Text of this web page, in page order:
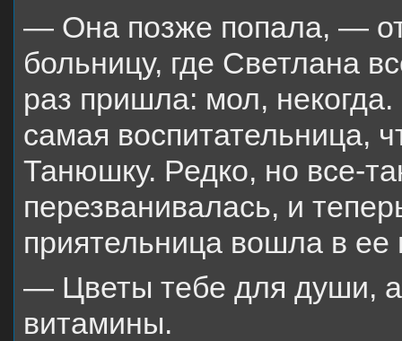
— Она позже попала, —
больницу, где Светлана
раз пришла: мол,
самая воспитательница,
Танюшку. Редко, но все-
перезванивалась, и
приятельница вошла в ее
— Цветы тебе для души,
витамины.